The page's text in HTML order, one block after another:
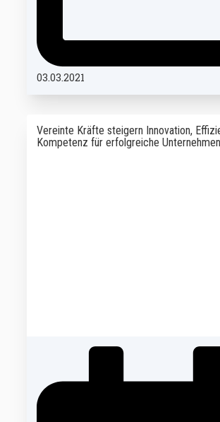
03.03.2021
Vereinte Kräfte steigern Innovation,
Kompetenz für erfolgreiche Unternehmen